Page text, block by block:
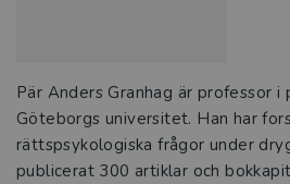
Pär Anders Granhag är professor i
Göteborgs universitet. Han har
rättspsykologiska frågor under
publicerat 300 artiklar och